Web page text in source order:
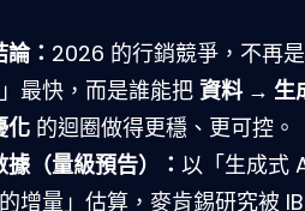
： 2026 的行銷競爭，不再
」最快，而是誰能把 資料 → 生
化 的迴圈做得更穩、更可控。
據（量級預告）： 以「生成式
增量」估算，麥肯錫研究被